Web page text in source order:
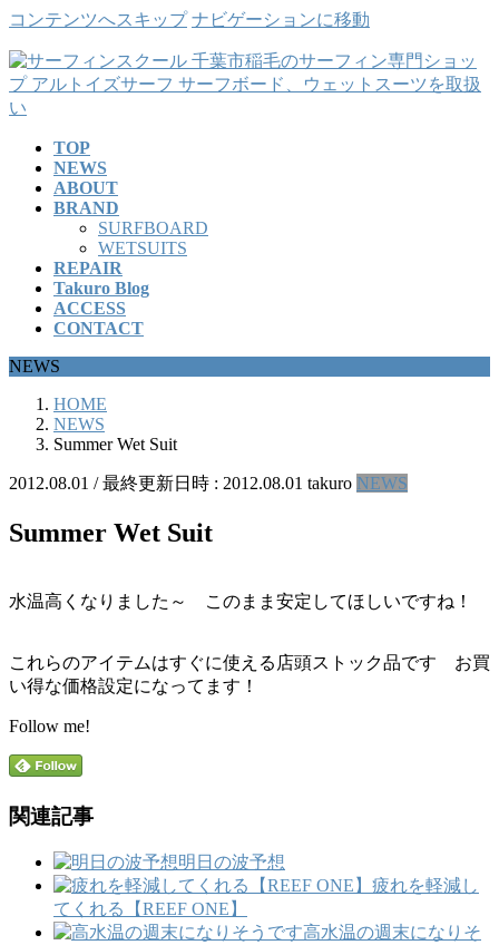
コンテンツへスキップ ナビゲーションに移動
TOP
NEWS
ABOUT
BRAND
SURFBOARD
WETSUITS
REPAIR
Takuro Blog
ACCESS
CONTACT
NEWS
HOME
NEWS
Summer Wet Suit
2012.08.01 / 最終更新日時 : 2012.08.01 takuro NEWS
Summer Wet Suit
水温高くなりました～ このまま安定してほしいですね！
これらのアイテムはすぐに使える店頭ストック品です お買
い得な価格設定になってます！
Follow me!
関連記事
明日の波予想
疲れを軽減し
てくれる【REEF ONE】
高水温の週末になりそ